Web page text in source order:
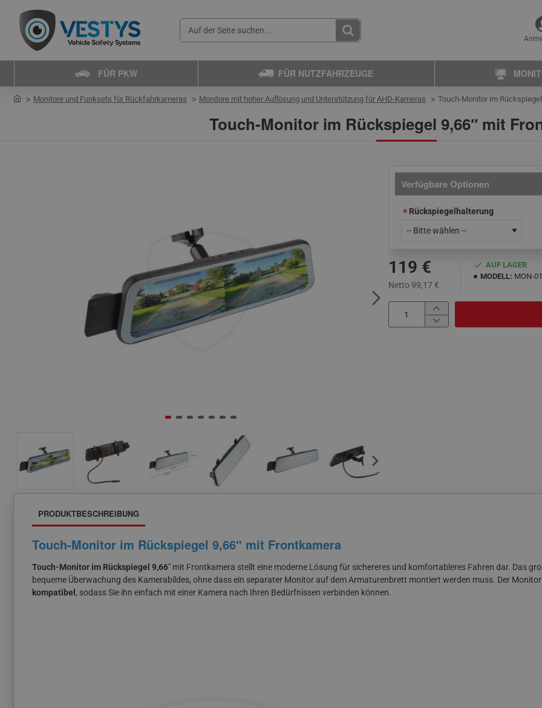
Auf
Seite
FÜR PKW FÜR NUTZFAHRZEUGE
Touch-Monitor im Rückspiegel 9,66″ mit
homeMonitore und Funksets für Rückfahrkameras Monitore mit hoher Auflösung und Unterstützung für AHD-Kameras Touch-Monitor im
119 €
Netto 99,17 €
AUF LAGER
MODELL: MON-
Verfügbare Optionen
Rückspiegelhalterung
PRODUKTBESCHREIBUNG
Touch-Monitor im Rückspiegel 9,66″ mit Frontkamera
Touch-Monitor im Rückspiegel 9,66″ mit Frontkamera stellt eine moderne Lösung für sichereres und komfortableres Fahren dar. Das
bequeme Überwachung des Kamerabildes, ohne dass ein separater Monitor auf dem Armaturenbrett montiert werden muss. Der
kompatibel , sodass Sie ihn einfach mit einer Kamera nach Ihren Bedürfnissen verbinden können.